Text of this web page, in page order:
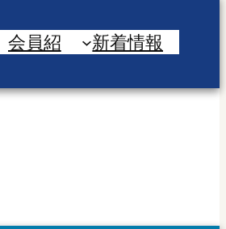
会員紹 新着情報